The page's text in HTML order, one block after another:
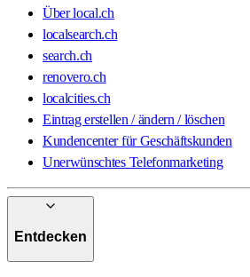
Über local.ch
localsearch.ch
search.ch
renovero.ch
localcities.ch
Eintrag erstellen / ändern / löschen
Kundencenter für Geschäftskunden
Unerwünschtes Telefonmarketing
Entdecken